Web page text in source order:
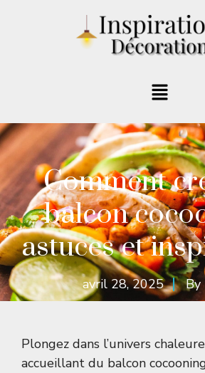
Comment
balcon
astuces et
avril 28, 2025 By
Plongez dans l’univers
accueillant du balcon